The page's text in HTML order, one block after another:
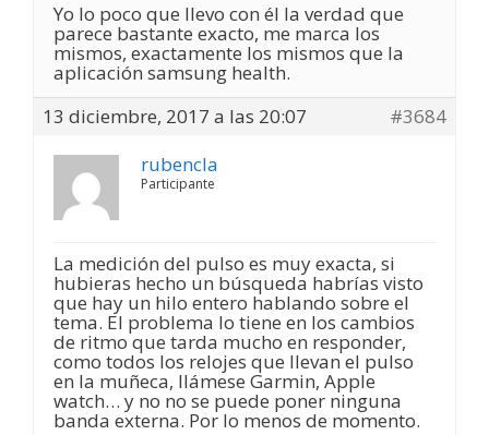
Yo lo poco que llevo con él la verdad que
parece bastante exacto, me marca los
mismos, exactamente los mismos que la
aplicación samsung health.
13 diciembre, 2017 a las 20:07
#3684
rubencla
Participante
La medición del pulso es muy exacta, si
hubieras hecho un búsqueda habrías visto
que hay un hilo entero hablando sobre el
tema. El problema lo tiene en los cambios
de ritmo que tarda mucho en responder,
como todos los relojes que llevan el pulso
en la muñeca, llámese Garmin, Apple
watch… y no no se puede poner ninguna
banda externa. Por lo menos de momento.